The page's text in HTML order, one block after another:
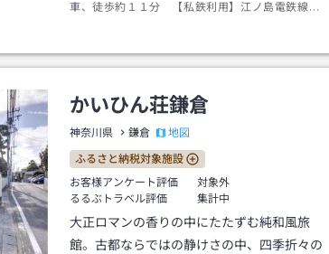
車、徒歩約１１分 【私鉄利用】江ノ島電鉄線
かいひん荘鎌倉
神奈川県 鎌倉 地図
ふるさと納税対象施設
お客様アンケート評価
対象外
るるぶトラベル評価
集計中
大正ロマンの香りの中にたたずむ純和風旅
館。古都ならではの静けさの中、四季折々の